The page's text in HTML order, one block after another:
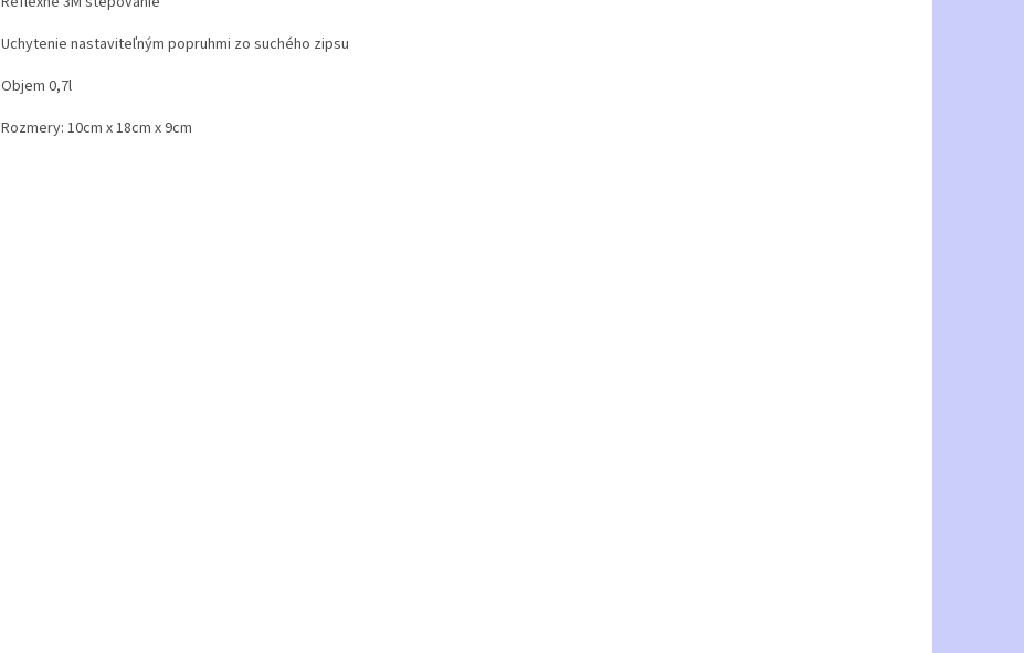
Uchytenie nastaviteľným popruhmi zo suchého zipsu
Objem 0,7l
Rozmery: 10cm x 18cm x 9cm